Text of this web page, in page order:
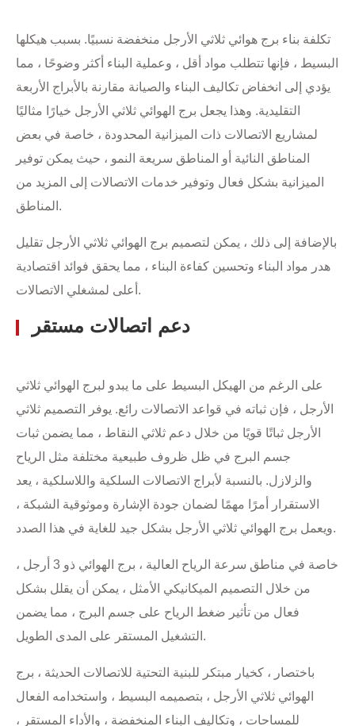
تكلفة بناء برج هوائي ثلاثي الأرجل منخفضة نسبيًا. بسبب هيكلها
البسيط ، فإنها تتطلب مواد أقل ، وعملية البناء أكثر وضوحًا ، مما
يؤدي إلى انخفاض تكاليف البناء والصيانة مقارنة بالأبراج الأربعة
التقليدية. وهذا يجعل برج الهوائي ثلاثي الأرجل خيارًا مثاليًا
لمشاريع الاتصالات ذات الميزانية المحدودة ، خاصة في بعض
المناطق النائية أو المناطق سريعة النمو ، حيث يمكن توفير
الميزانية بشكل فعال وتوفير خدمات الاتصالات إلى المزيد من
المناطق.
بالإضافة إلى ذلك ، يمكن لتصميم برج الهوائي ثلاثي الأرجل تقليل
هدر مواد البناء وتحسين كفاءة البناء ، مما يحقق فوائد اقتصادية
أعلى لمشغلي الاتصالات.
دعم اتصالات مستقر
على الرغم من الهيكل البسيط على ما يبدو لبرج الهوائي ثلاثي
الأرجل ، فإن ثباته في قواعد الاتصالات رائع. يوفر التصميم ثلاثي
الأرجل ثباتًا قويًا من خلال دعم ثلاثي النقاط ، مما يضمن ثبات
جسم البرج في ظل ظروف طبيعية مختلفة مثل الرياح
والزلازل. بالنسبة لأبراج الاتصالات السلكية واللاسلكية ، يعد
الاستقرار أمرًا مهمًا لضمان جودة الإشارة وموثوقية الشبكة ،
ويعمل برج الهوائي ثلاثي الأرجل بشكل جيد للغاية في هذا الصدد.
خاصة في مناطق سرعة الرياح العالية ، برج الهوائي ذو 3 أرجل ،
من خلال التصميم الميكانيكي الأمثل ، يمكن أن يقلل بشكل
فعال من تأثير ضغط الرياح على جسم البرج ، مما يضمن
التشغيل المستقر على المدى الطويل.
باختصار ، كخيار مبتكر للبنية التحتية للاتصالات الحديثة ، برج
الهوائي ثلاثي الأرجل ، بتصميمه البسيط ، واستخدامه الفعال
للمساحات ، وتكاليف البناء المنخفضة ، والأداء المستقر ،